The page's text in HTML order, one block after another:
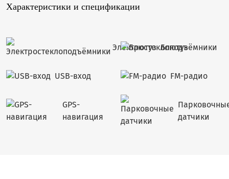
Характеристики и спецификации
Электростеклоподъёмники
Блютуз
USB-вход FM-радио
GPS-
навигация
датчики